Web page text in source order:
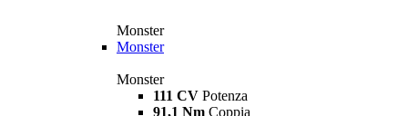
Monster
Monster
Monster
111 CV Potenza
91,1 Nm Coppia